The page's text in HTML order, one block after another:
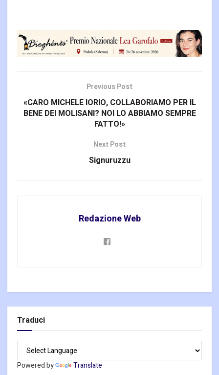
Previous Post
«CARO MICHELE IORIO, COLLABORIAMO PER IL
BENE DEI MOLISANI? NOI LO ABBIAMO SEMPRE
FATTO!»
Next Post
Signuruzzu
Redazione Web
Traduci
Powered by Translate